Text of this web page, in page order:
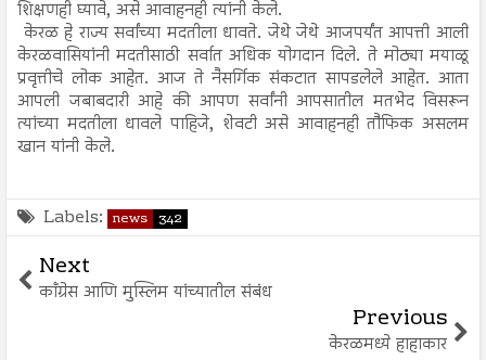
शिक्षणही घ्यावे, असे आवाहनही त्यांनी केले.
केरळ हे राज्य सर्वांच्या मदतीला धावते. जेथे जेथे आजपर्यंत आपत्ती आली
केरळवासियांनी मदतीसाठी सर्वात अधिक योगदान दिले. ते मोठ्या मयाळू
प्रवृत्तीचे लोक आहेत. आज ते नैसर्गिक संकटात सापडलेले आहेत. आता
आपली जबाबदारी आहे की आपण सर्वांनी आपसातील मतभेद विसरून
त्यांच्या मदतीला धावले पाहिजे, शेवटी असे आवाहनही तौफिक असलम
खान यांनी केले.
Labels: news 342
Next
काँग्रेस आणि मुस्लिम यांच्यातील संबंध
Previous
केरळमध्ये हाहाकार